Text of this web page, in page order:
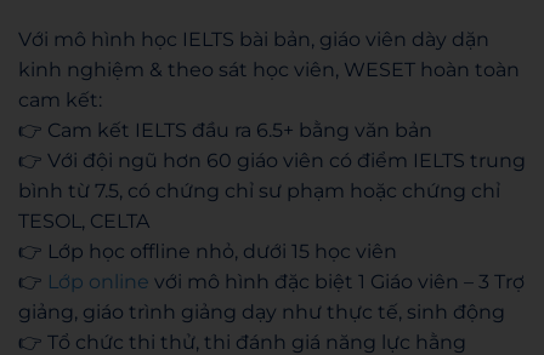
Với mô hình học IELTS bài bản, giáo viên dày dặn
kinh nghiệm & theo sát học viên, WESET hoàn toàn
cam kết:
👉 Cam kết IELTS đầu ra 6.5+ bằng văn bản
👉 Với đội ngũ hơn 60 giáo viên có điểm IELTS trung
bình từ 7.5, có chứng chỉ sư phạm hoặc chứng chỉ
TESOL, CELTA
👉 Lớp học offline nhỏ, dưới 15 học viên
👉 Lớp online với mô hình đặc biệt 1 Giáo viên – 3 Trợ
giảng, giáo trình giảng dạy như thực tế, sinh động
👉 Tổ chức thi thử, thi đánh giá năng lực hằng